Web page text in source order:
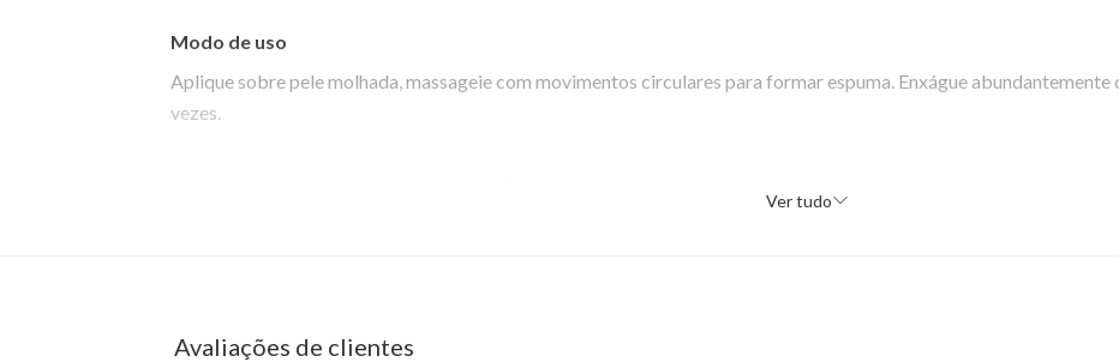
Modo de uso
Aplique sobre pele molhada, massageie com movimentos circulares para formar espuma. Enxágue abundantemente
vezes.
Ver tudo
Avaliações de clientes